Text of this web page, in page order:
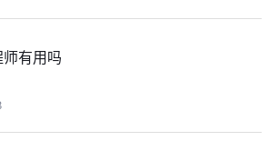
有用吗